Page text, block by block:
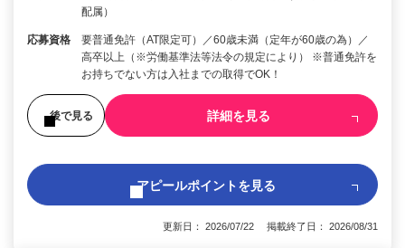
配属）
応募資格
要普通免許（AT限定可）／60歳未満（定年が60歳の為）／
高卒以上（※労働基準法等法令の規定により） ※普通免許を
お持ちでない方は入社までの取得でOK！
後で見る 詳細を見る
アピールポイントを見る
更新日： 2026/07/22 掲載終了日： 2026/08/31